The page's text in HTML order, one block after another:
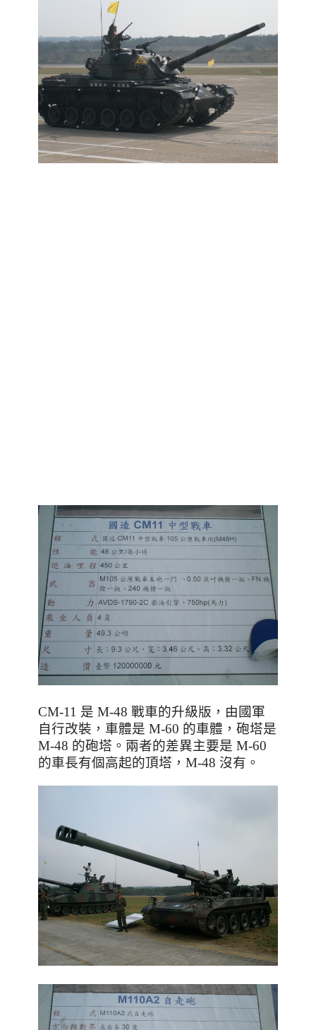
CM-11 是 M-48 戰車的升級版 ，由國軍
自行改裝 ， 車體是 M-60 的車體 ，砲塔是
M-48 的砲塔 。兩者的差異主要是 M-60
的車長有個高起的頂塔 ，M-48 沒有 。